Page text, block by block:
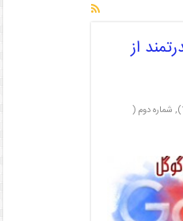
از
, شماره دوم (